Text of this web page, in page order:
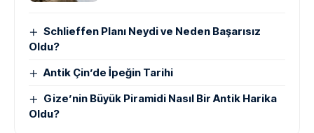
Schlieffen Planı Neydi ve Neden Başarısız
Oldu?
Antik Çin’de İpeğin Tarihi
Gize’nin Büyük Piramidi Nasıl Bir Antik Harika
Oldu?